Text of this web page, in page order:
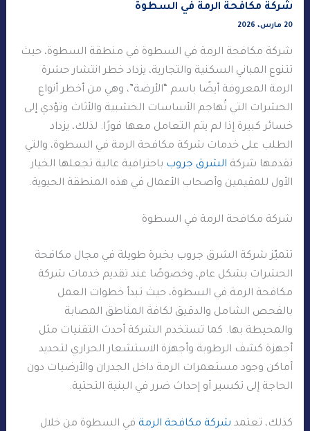
شركة مكافحة الرمة في السطوة
20 مارس، 2026
شركة مكافحة الرمة في السطوة في منطقة السطوة، حيث
تتنوع المباني السكنية والتجارية، يزداد خطر انتشار حشرة
الرمة المعروفة أيضًا باسم “الأرضة”، وهي من أخطر أنواع
الحشرات التي تُهاجم الأساسات الخشبية والأثاث وتؤدي إلى
خسائر كبيرة إذا لم يتم التعامل معها فورًا. لذلك، يزداد
الطلب على خدمات شركة مكافحة الرمة في السطوة، والتي
تقدمها شركة الشرق جروب باحترافية عالية تجعلها الخيار
الأول للمقيمين وأصحاب الأعمال في هذه المنطقة الحيوية.
شركة مكافحة الرمة في السطوة
تتميّز شركة الشرق جروب بخبرة طويلة في مجال مكافحة
الحشرات بشكل عام، وخصوصًا عند تقديم خدمات شركة
مكافحة الرمة في السطوة، حيث تبدأ خطوات العمل
بالفحص الشامل والدقيق لكافة المناطق المصابة
والمحيطة بها. كما تستخدم الشركة أحدث التقنيات مثل
أجهزة كشف الرطوبة وأجهزة الاستشعار الحراري لتحديد
أماكن وجود مستعمرات الرمة داخل الجدران والأرضيات دون
الحاجة إلى تكسير أو إحداث ضرر في البنية التحتية.
كذلك، تعتمد شركة مكافحة الرمة في السطوة من خلال